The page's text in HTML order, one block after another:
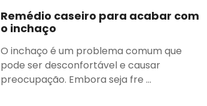
Remédio caseiro para acabar com
o inchaço
O inchaço é um problema comum que
pode ser desconfortável e causar
preocupação. Embora seja fre ...